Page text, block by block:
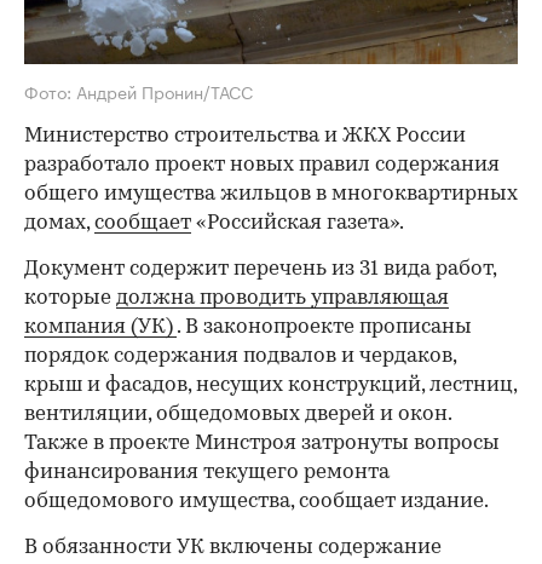
Фото: Андрей Пронин/ТАСС
Министерство строительства и ЖКХ России
разработало проект новых правил содержания
общего имущества жильцов в многоквартирных
домах,сообщает «Российская газета».
Документ содержит перечень из 31 вида работ,
которые должна проводить управляющая
компания (УК) . В законопроекте прописаны
порядок содержания подвалов и чердаков,
крыш и фасадов, несущих конструкций, лестниц,
вентиляции, общедомовых дверей и окон.
Также в проекте Минстроя затронуты вопросы
финансирования текущего ремонта
общедомового имущества, сообщает издание.
В обязанности УК включены содержание